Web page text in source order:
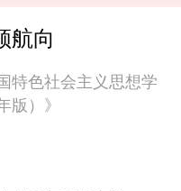
航向
特色社会主义思想学
版）》